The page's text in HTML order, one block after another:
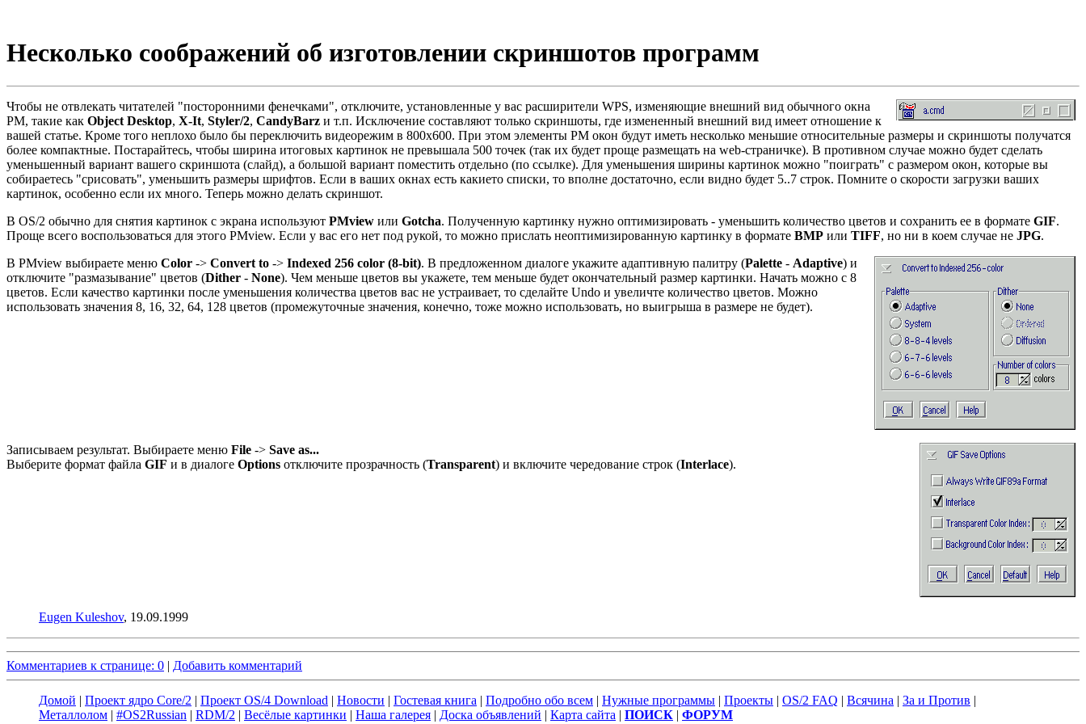
Несколько соображений об изготовлении скриншотов программ
Чтобы не отвлекать читателей "посторонними фенечками", отключите, установленные у вас расширители WPS, изменяющие внешний вид обычного окна
PM, такие как Object Desktop, X-It, Styler/2, CandyBarz и т.п. Исключение составляют только скриншоты, где измененный внешний вид имеет отношение к
вашей статье. Кроме того неплохо было бы переключить видеорежим в 800x600. При этом элементы PM окон будут иметь несколько меньшие относительные размеры и скриншоты получатся
более компактные. Постарайтесь, чтобы ширина итоговых картинок не превышала 500 точек (так их будет проще размещать на web-страничке). В противном случае можно будет сделать
уменьшенный вариант вашего скриншота (слайд), а большой вариант поместить отдельно (по ссылке). Для уменьшения ширины картинок можно "поиграть" с размером окон, которые вы
собираетесь "срисовать", уменьшить размеры шрифтов. Если в ваших окнах есть какието списки, то вполне достаточно, если видно будет 5..7 строк. Помните о скорости загрузки ваших
картинок, особенно если их много. Теперь можно делать скриншот.
В OS/2 обычно для снятия картинок с экрана используют PMview или Gotcha. Полученную картинку нужно оптимизировать - уменьшить количество цветов и сохранить ее в формате GIF.
Проще всего воспользоваться для этого PMview. Если у вас его нет под рукой, то можно прислать неоптимизированную картинку в формате BMP или TIFF, но ни в коем случае не JPG.
В PMview выбираете меню Color -> Convert to -> Indexed 256 color (8-bit). В предложенном диалоге укажите адаптивную палитру (Palette - Adaptive) и
отключите "размазывание" цветов (Dither - None). Чем меньше цветов вы укажете, тем меньше будет окончательный размер картинки. Начать можно с 8
цветов. Если качество картинки после уменьшения количества цветов вас не устраивает, то сделайте Undo и увеличте количество цветов. Можно
использовать значения 8, 16, 32, 64, 128 цветов (промежуточные значения, конечно, тоже можно использовать, но выигрыша в размере не будет).
Записываем результат. Выбираете меню File -> Save as...
Выберите формат файла GIF и в диалоге Options отключите прозрачность (Transparent) и включите чередование строк (Interlace).
Eugen Kuleshov, 19.09.1999
Комментариев к странице: 0 | Добавить комментарий
Домой | Проект ядро Core/2 | Проект OS/4 Download | Новости | Гостевая книга | Подробно обо всем | Нужные программы | Проекты | OS/2 FAQ | Всячина | За и Против |
Металлолом | #OS2Russian | RDM/2 | Весёлые картинки | Наша галерея | Доска объявлений | Карта сайта | ПОИСК | ФОРУМ